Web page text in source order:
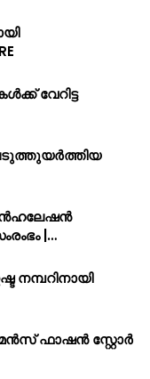
വേറിട്ട
|…
നമ്പറിനായി
ഫാഷൻ സ്റ്റോർ